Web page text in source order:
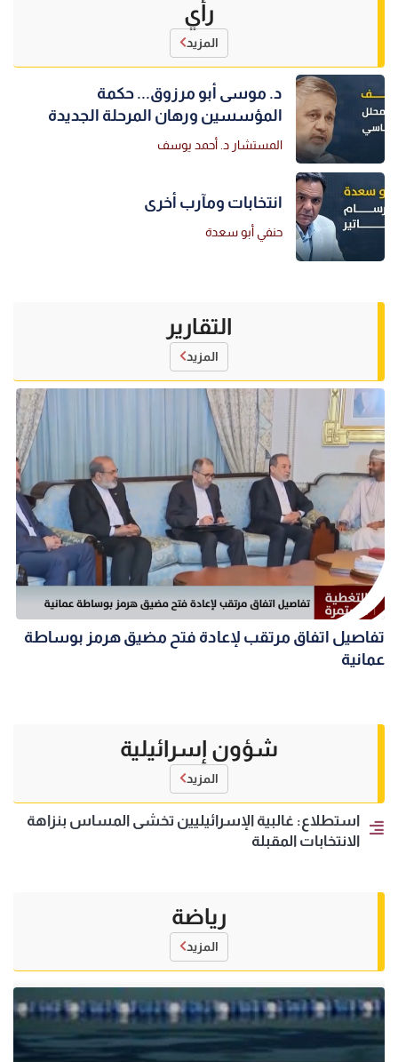
رأي
المزيد
د. موسى أبو مرزوق... حكمة
المؤسسين ورهان المرحلة الجديدة
المستشار د. أحمد يوسف
انتخابات ومآرب أخرى
حنفي أبو سعدة
التقارير
المزيد
تفاصيل اتفاق مرتقب لإعادة فتح مضيق هرمز بوساطة
عمانية
شؤون إسرائيلية
المزيد
استطلاع: غالبية الإسرائيليين تخشى المساس بنزاهة
الانتخابات المقبلة
رياضة
المزيد